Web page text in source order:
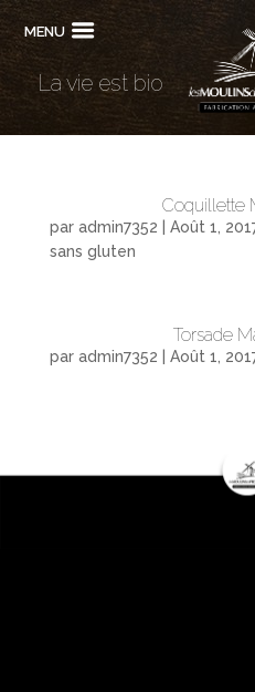
MENU
La vie est bio
Coquillette
par admin7352 Août 1,
sans gluten
Torsade
par admin7352 Août 1,